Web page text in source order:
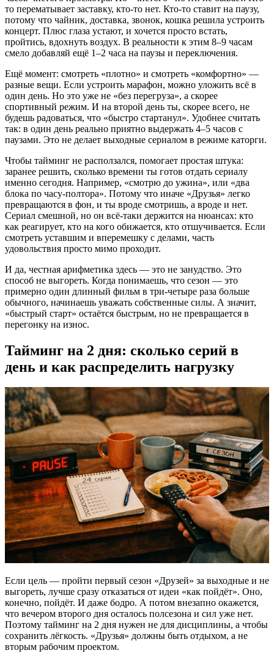
то перематывает заставку, кто-то нет. Кто-то ставит на паузу,
потому что чайник, доставка, звонок, кошка решила устроить
концерт. Плюс глаза устают, и хочется просто встать,
пройтись, вдохнуть воздух. В реальности к этим 8–9 часам
смело добавляй ещё 1–2 часа на паузы и переключения.
Ещё момент: смотреть «плотно» и смотреть «комфортно» —
разные вещи. Если устроить марафон, можно уложить всё в
один день. Но это уже не «без перегруза», а скорее
спортивный режим. И на второй день ты, скорее всего, не
будешь радоваться, что «быстро стартанул». Удобнее считать
так: в один день реально приятно выдержать 4–5 часов с
паузами. Это не делает выходные сериалом в режиме каторги.
Чтобы тайминг не расползался, помогает простая штука:
заранее решить, сколько времени ты готов отдать сериалу
именно сегодня. Например, «смотрю до ужина», или «два
блока по часу-полтора». Потому что иначе «Друзья» легко
превращаются в фон, и ты вроде смотришь, а вроде и нет.
Сериал смешной, но он всё-таки держится на нюансах: кто
как реагирует, кто на кого обижается, кто отшучивается. Если
смотреть уставшим и вперемешку с делами, часть
удовольствия просто мимо проходит.
И да, честная арифметика здесь — это не занудство. Это
способ не выгореть. Когда понимаешь, что сезон — это
примерно один длинный фильм в три-четыре раза больше
обычного, начинаешь уважать собственные силы. А значит,
«быстрый старт» остаётся быстрым, но не превращается в
перегонку на износ.
Тайминг на 2 дня: сколько серий в
день и как распределить нагрузку
Если цель — пройти первый сезон «Друзей» за выходные и не
выгореть, лучше сразу отказаться от идеи «как пойдёт». Оно,
конечно, пойдёт. И даже бодро. А потом внезапно окажется,
что вечером второго дня осталось полсезона и сил уже нет.
Поэтому тайминг на 2 дня нужен не для дисциплины, а чтобы
сохранить лёгкость. «Друзья» должны быть отдыхом, а не
вторым рабочим проектом.